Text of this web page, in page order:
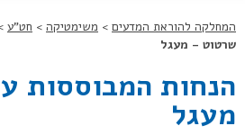
המחלקה להוראת המדעים > משימטיקה > חט"ע
שרטוט – מעגל
הנחות המבוססות
מעגל